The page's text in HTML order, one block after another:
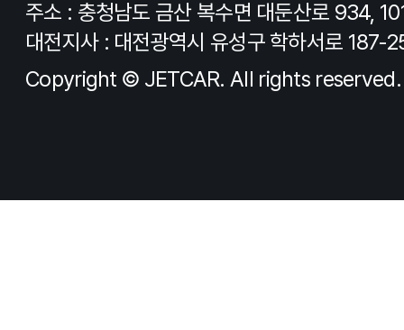
주소 : 충청남도 금산 복수면 대둔산로 934,
대전지사 : 대전광역시 유성구 학하서로 187-
Copyright © JETCAR. All rights reserved.